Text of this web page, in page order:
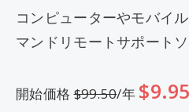
コンピューターやモバイ
マンドリモートサポート
開始価格$99.50/年 $9.95